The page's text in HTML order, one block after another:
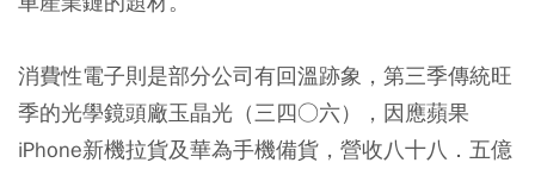
消費性電子則是部分公司有回溫跡象，第三季傳統旺
季的光學鏡頭廠玉晶光（三四○六），因應蘋果
iPhone新機拉貨及華為手機備貨，營收八十八．五億